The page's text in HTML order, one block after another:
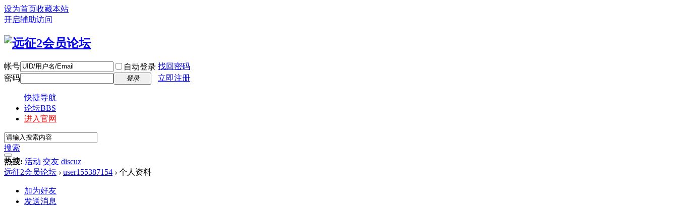
设为首页收藏本站
开启辅助访问
帐号 自动登录 找回密码
密码
登录 立即注册
快捷导航
论坛BBS
进入官网
搜索
热搜: 活动 交友 discuz
远征2会员论坛 › user155387154 › 个人资料
加为好友
发送消息